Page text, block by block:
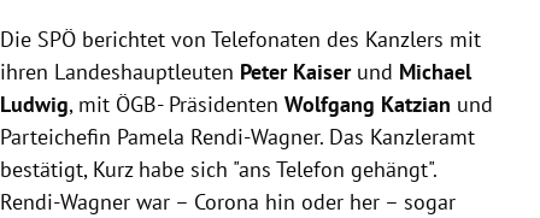
Die SPÖ berichtet von Telefonaten des Kanzlers mit
ihren Landeshauptleuten Peter Kaiserund Michael
Ludwig, mit ÖGB- Präsidenten Wolfgang Katzian und
Parteichefin Pamela Rendi-Wagner. Das Kanzleramt
bestätigt, Kurz habe sich "ans Telefon gehängt".
Rendi-Wagner war – Corona hin oder her – sogar